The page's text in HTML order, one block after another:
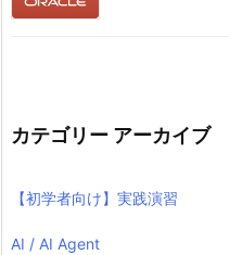
カテゴリー アーカイブ
【初学者向け】実践演習
AI / AI Agent